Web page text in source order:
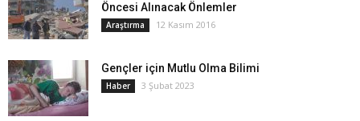
Öncesi Alınacak Önlemler
Araştırma 12 Kasım 2016
Gençler için Mutlu Olma Bilimi
Haber 3 Şubat 2023